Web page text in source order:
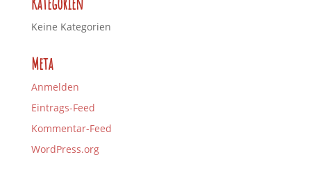
Keine Kategorien
Meta
Anmelden
Eintrags-Feed
Kommentar-Feed
WordPress.org